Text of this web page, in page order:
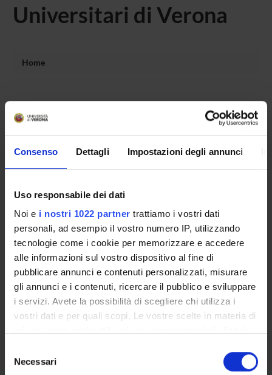
Consenso Dettagli Impostazioni degli annunci
Uso responsabile dei dati
Noi e i nostri 1022 partner trattiamo i vostri dati
personali, ad esempio il vostro numero IP, utilizzando
tecnologie come i cookie per memorizzare e accedere
alle informazioni sul vostro dispositivo al fine di
pubblicare annunci e contenuti personalizzati, misurare
gli annunci e i contenuti, ricercare il pubblico e sviluppare
i servizi. Avete la possibilità di scegliere chi utilizza i
vostri dati e per quali scopi. Le vostre scelte in materia di
modificare o revocare il proprio consenso in qualsiasi
delNecessari
Universitari di Verona
Home
AddressVia dell'Artigliere, 8 - 37100 VERONA
Contacts
People
Places
Calendar